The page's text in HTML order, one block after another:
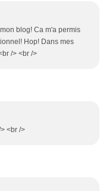
blog! Ca m'a permis
Hop! Dans mes
/> <br />
<br />